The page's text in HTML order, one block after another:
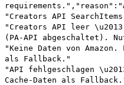
"Creators API
"Creators API leer
(PA-API abgeschaltet).
"Keine Daten von
als Fallback."
"API fehlgeschlagen
Cache-Daten als